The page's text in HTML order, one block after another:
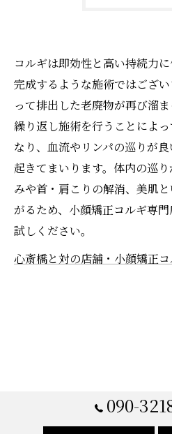
コルギは即効性と高い持続力
完成するような施術ではござ
って排出した老廃物が再び溜ま
繰り返し施術を行うことによ
なり、血流やリンパの巡りが
起きてまいります。体内の巡
みや首・肩こりの解消、美肌
がるため、小顔矯正コルギ専
試しください。
心斎橋と対の店舗・小顔矯正
090-